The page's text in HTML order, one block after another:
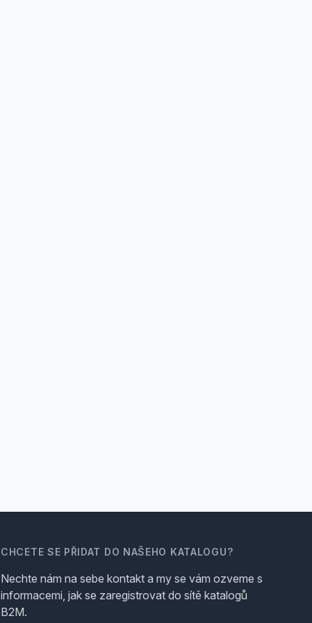
CHCETE SE PŘIDAT DO NAŠEHO KATALOGU?
Nechte nám na sebe kontakt a my se vám ozveme s
informacemi, jak se zaregistrovat do sítě katalogů
B2M.